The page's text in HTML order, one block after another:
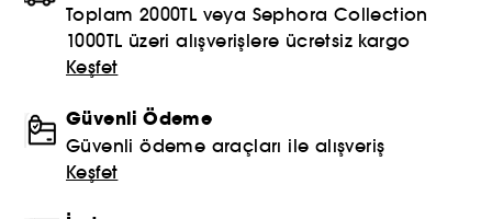
Toplam 2000TL veya Sephora Collection
1000TL üzeri alışverişlere ücretsiz kargo
Keşfet
Güvenli Ödeme
Güvenli ödeme araçları ile alışveriş
Keşfet